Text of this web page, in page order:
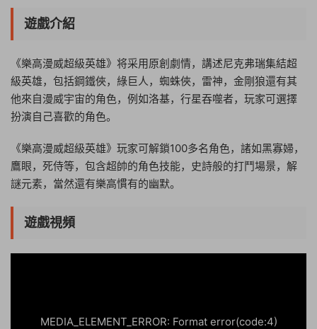
遊戲介紹
《樂高漫威超級英雄》将采用原創劇情，講述尼克弗瑞集結超
級英雄，包括鋼鐵俠，綠巨人，蜘蛛俠，雷神，金剛狼還有其
他來自漫威宇宙的角色，例如洛基，行星吞噬者，玩家可選擇
扮演自己喜歡的角色。
《樂高漫威超級英雄》玩家可解鎖100多名角色，諸如黑寡婦，
鷹眼，死侍等，包含超帥的角色技能，史詩般的打鬥場景，解
謎元素，當然還有樂高慣有的幽默。
遊戲視頻
MEDIA_ELEMENT_ERROR: Format error(code:4)